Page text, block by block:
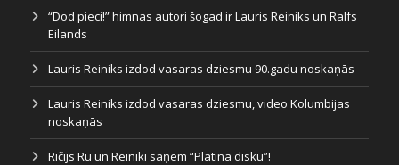
“Dod pieci!” himnas autori šogad ir Lauris Reiniks un Ralfs
Eilands
Lauris Reiniks izdod vasaras dziesmu 90.gadu noskaņās
Lauris Reiniks izdod vasaras dziesmu, video Kolumbijas
noskaņās
Ričijs Rū un Reiniki saņem “Platīna disku”!